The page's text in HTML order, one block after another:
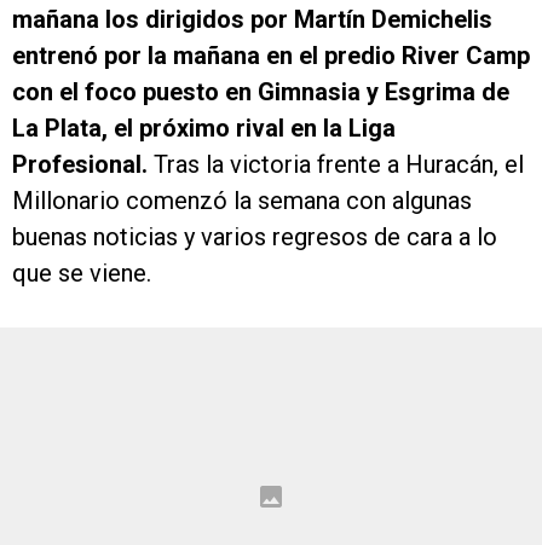
mañana los dirigidos por Martín Demichelis
entrenó por la mañana en el predio River Camp
con el foco puesto en Gimnasia y Esgrima de
La Plata, el próximo rival en la Liga
Profesional. Tras la victoria frente a Huracán, el
Millonario comenzó la semana con algunas
buenas noticias y varios regresos de cara a lo
que se viene.